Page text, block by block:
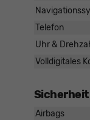
Telefon
Uhr &
Volldigitales
Airbags